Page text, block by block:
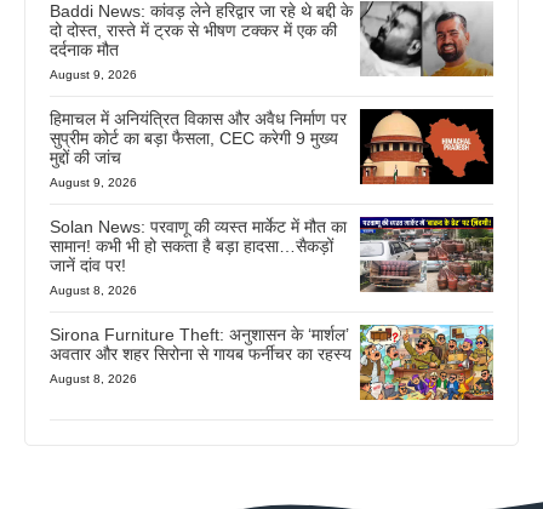
Baddi News: कांवड़ लेने हरिद्वार जा रहे थे बद्दी के
दो दोस्त, रास्ते में ट्रक से भीषण टक्कर में एक की
दर्दनाक मौत
August 9, 2026
हिमाचल में अनियंत्रित विकास और अवैध निर्माण पर
सुप्रीम कोर्ट का बड़ा फैसला, CEC करेगी 9 मुख्य
मुद्दों की जांच
August 9, 2026
Solan News: परवाणू की व्यस्त मार्केट में मौत का
सामान! कभी भी हो सकता है बड़ा हादसा…सैकड़ों
जानें दांव पर!
August 8, 2026
Sirona Furniture Theft: अनुशासन के ‘मार्शल’
अवतार और शहर सिरोना से गायब फर्नीचर का रहस्य
August 8, 2026